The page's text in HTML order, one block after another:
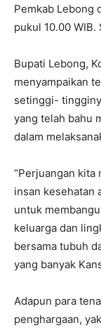
Pemkab Lebong
pukul 10.00
Bupati Lebong,
menyampaikan
setinggi-
yang telah bahu
dalam
“Perjuangan kita
insan kesehatan
untuk
keluarga dan
bersama tubuh
yang banyak
Adapun para
penghargaan,